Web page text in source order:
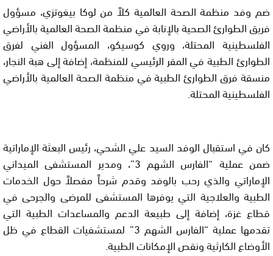
ضم وفد منظمة الصحة العالمية كلاً من لوكا بيغوتزي، مسؤول
فريق الطوارئ الصحية بالإنابة في منظمة الصحة العالمية بالأراضي
الفلسطينية المحتلة، وروي كوسيكو، المسؤول الفني لفرق
الطوارئ الطبية في المقر الرئيسي للمنظمة، إضافة إلى هبة النجار،
منسقة فرق الطوارئ الطبية في منظمة الصحة العالمية بالأراضي
الفلسطينية المحتلة.
كان في استقبال الوفد السيد علي الشحي، رئيس البعثة الإماراتية
ضمن عملية “الفارس الشهم 3”، ومدير المستشفى الميداني
الإماراتي والذي رحب بالوفد وقدم شرحاً مفصلاً حول الخدمات
الطبية والعلاجية التي يوفرها المستشفى للمرضى والجرحى في
قطاع غزة، إضافة إلى طبيعة الدعم والمساعدات الطبية التي
تقدمها عملية “الفارس الشهم 3” لمستشفيات القطاع في ظل
الأوضاع الكارثية ونقص الإمكانات الطبية.